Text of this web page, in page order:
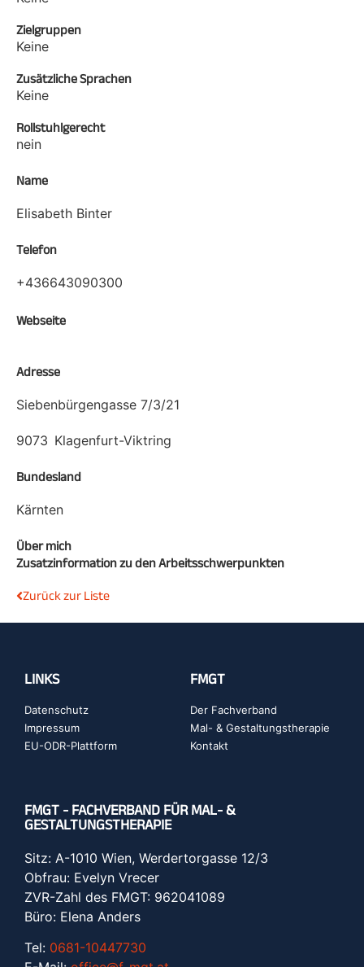
Zielgruppen
Keine
Zusätzliche Sprachen
Keine
Rollstuhlgerecht
nein
Name
Elisabeth Binter
Telefon
+436643090300
Webseite
Adresse
Siebenbürgengasse 7/3/21
9073 Klagenfurt-Viktring
Bundesland
Kärnten
Über mich
Zusatzinformation zu den Arbeitsschwerpunkten
Zurück zur Liste
LINKS
Datenschutz
Impressum
EU-ODR-Plattform
FMGT
Der Fachverband
Mal- & Gestaltungstherapie
Kontakt
FMGT - FACHVERBAND FÜR MAL- &
GESTALTUNGSTHERAPIE
Sitz: A-1010 Wien, Werdertorgasse 12/3
Obfrau: Evelyn Vrecer
ZVR-Zahl des FMGT: 962041089
Büro: Elena Anders
Tel: 0681-10447730